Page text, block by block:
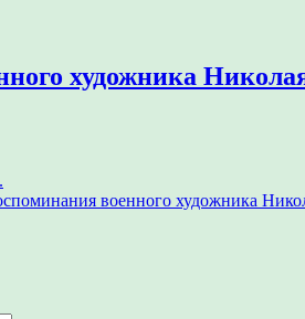
художника
военного художника